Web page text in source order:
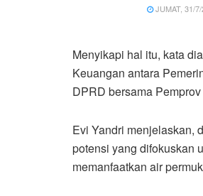
JUMAT, 31/
Menyikapi hal itu, kata
Keuangan antara
DPRD bersama
Evi Yandri menjelaskan,
potensi yang difokuskan
memanfaatkan air